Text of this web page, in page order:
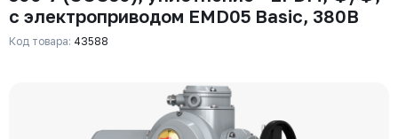
Вакансии
Доставка
Оплата
с электроприводом EMD05 Basic, 380В
Код товара: 43588